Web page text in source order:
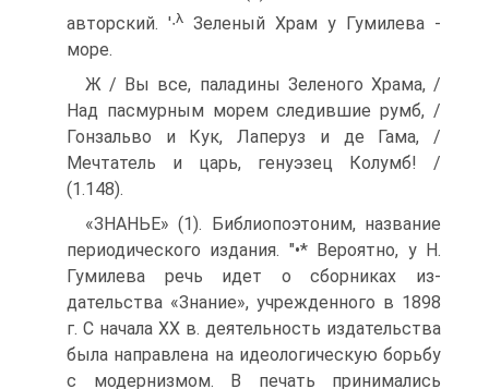
авторский. '∙λ Зеленый Храм у Гумилева -
море.
Ж / Вы все, паладины Зеленого Храма, /
Над пасмурным морем следившие румб, /
Гонзальво и Кук, Лаперуз и де Гама, /
Мечтатель и царь, генуэзец Колумб! /
(1.148).
«ЗНАНЬЕ» (1). Библиопоэтоним, название
периодического из­дания. "•* Вероятно, у Н.
Гумилева речь идет о сборниках из­
дательства «Знание», учрежденного в 1898
г. С начала XX в. де­ятельность издательства
была направлена на идеологическую борьбу
с модернизмом. В печать принимались